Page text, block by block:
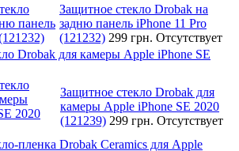
Защитное стекло Drobak на
задню панель iPhone 11 Pro
(121232) 299 грн. Отсутствует
Drobak для камеры Apple iPhone SE
Защитное стекло Drobak для
камеры Apple iPhone SE 2020
(121239) 299 грн. Отсутствует
пленка Drobak Ceramics для Apple